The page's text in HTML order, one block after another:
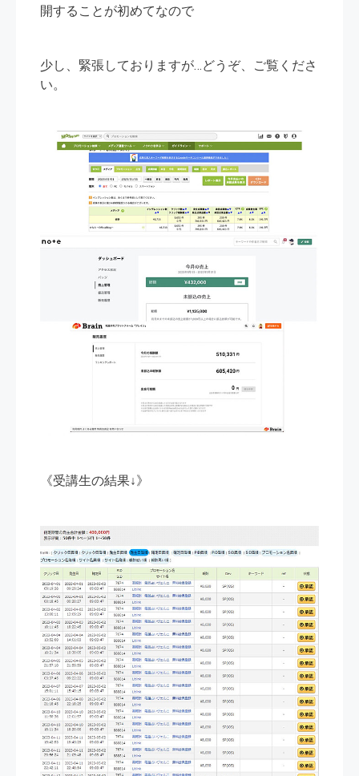
開することが初めてなので
少し、緊張しておりますが…どうぞ、ご覧くださ
い。
《受講生の結果↓》